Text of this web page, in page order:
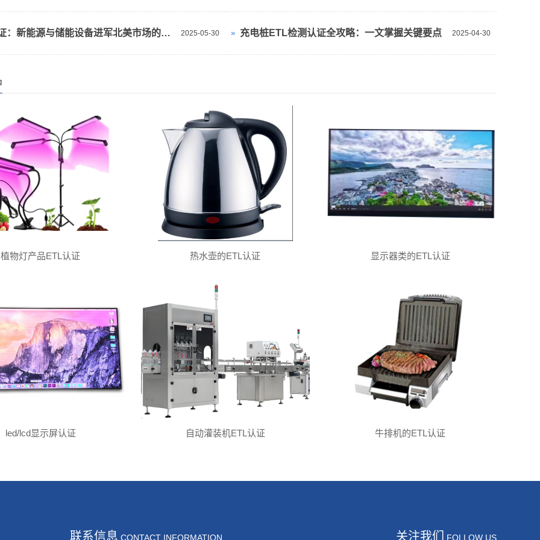
2025-05-30
ETL认证：新能源与储能设备进军北美市场的关键通行证 2025-04-30
充电桩ETL检测认证全攻略：一文掌握关键要点
植物灯产品ETL认证 热水壶的ETL认证 显示器类的ETL认证
led/lcd显示屏认证 自动灌装机ETL认证 牛排机的ETL认证
关注我们 FOLLOW US
联系信息 CONTACT INFORMATION